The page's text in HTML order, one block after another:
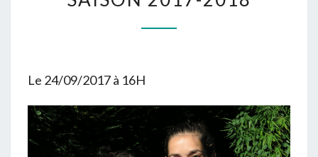
2017-
Le 24/09/2017 à 16H